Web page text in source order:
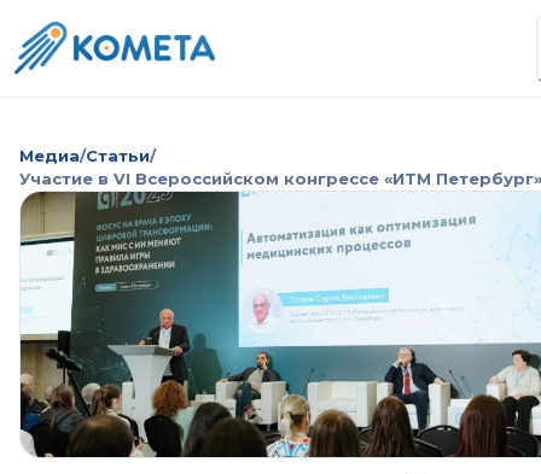
Медиа/Статьи/
Участие в VI Всероссийском конгрессе «ИТМ Петербург»